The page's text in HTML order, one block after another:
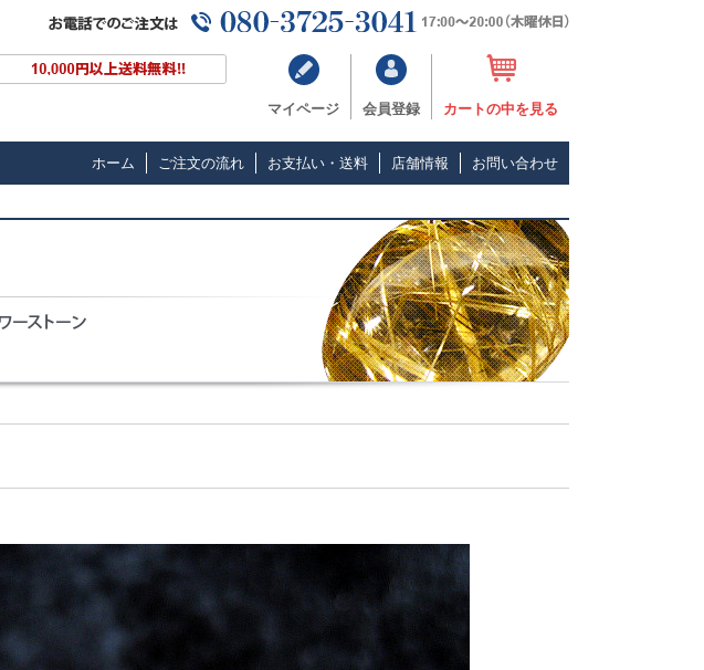
マイページ 会員登録 カートの中を見る
ホーム ご注文の流れ お支払い・送料 店舗情報 お問い合わせ